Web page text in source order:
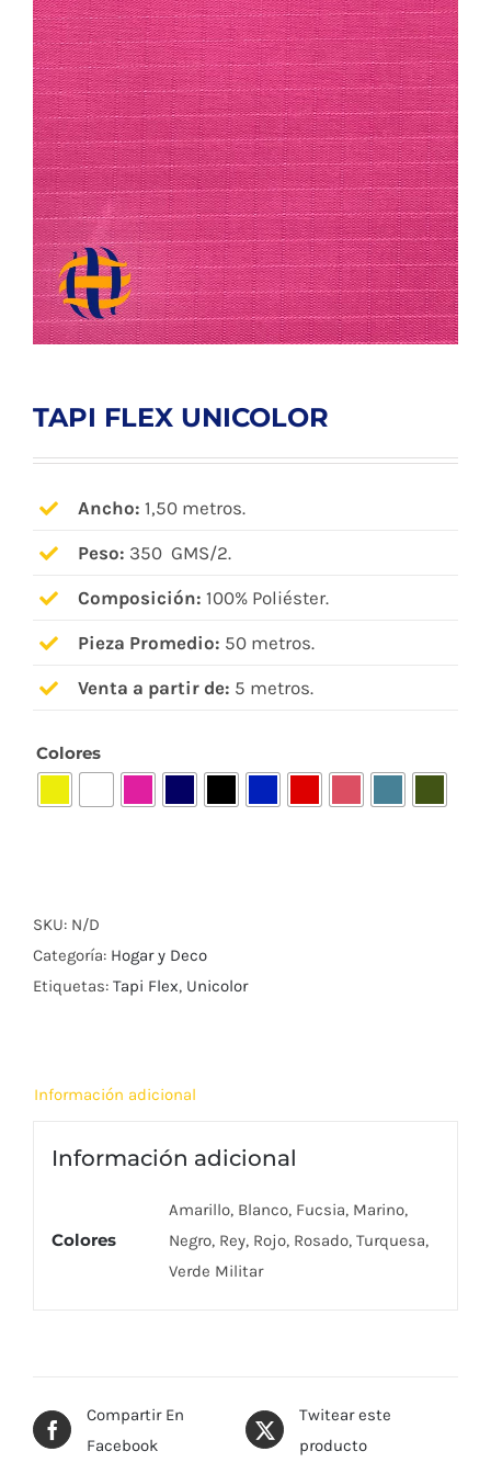
TAPI FLEX UNICOLOR
Ancho: 1,50 metros.
Peso: 350 GMS/2.
Composición: 100% Poliéster.
Pieza Promedio: 50 metros.
Venta a partir de: 5 metros.
Colores
SKU: N/D
Categoría: Hogar y Deco
Etiquetas: Tapi Flex, Unicolor
Información adicional
Información adicional
Colores
Amarillo, Blanco, Fucsia, Marino,
Negro, Rey, Rojo, Rosado, Turquesa,
Verde Militar
Compartir En
Facebook
Twitear este
producto